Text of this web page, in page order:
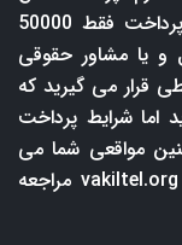
المشاوره است اما در وکلای تلفنی شما با پرداخت فقط 50000
دقیقه با وکیل و یا مشاور حقوقی
قرار می گیرید که
اما شرایط پرداخت
مواقعی شما می
vakiltel.org مراجعه